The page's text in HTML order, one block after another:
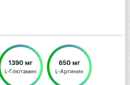
1390 мг
L-Глютамин
650 мг
L-Аргинин